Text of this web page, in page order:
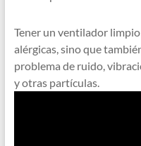
Tener un ventilador
alérgicas, sino que
problema de ruido,
y otras partículas.